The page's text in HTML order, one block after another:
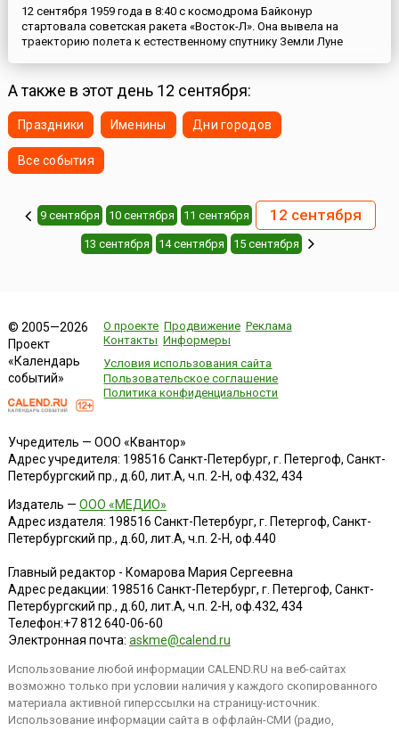
12 сентября 1959 года в 8:40 с космодрома Байконур
стартовала советская ракета «Восток-Л». Она вывела на
траекторию полета к естественному спутнику Земли Луне
поверхности Луны и совершила жесткую посадку на ее
поверхности, то есть на огромной скорости воткнулась в
поверхность спутника Земли. В...
А также в этот день 12 сентября:
Праздники Именины Дни городов
Все события
9 сентября 10 сентября 11 сентября 12 сентября
13 сентября 14 сентября 15 сентября
© 2005—2026
Проект
«Календарь
событий»
О проекте Продвижение Реклама
Контакты Информеры
Условия использования сайта
Пользовательское соглашение
Политика конфиденциальности
Учредитель — ООО «Квантор»
Адрес учредителя: 198516 Санкт-Петербург, г. Петергоф, Санкт-
Петербургский пр., д.60, лит.А, ч.п. 2-Н, оф.432, 434
Издатель — ООО «МЕДИО»
Адрес издателя: 198516 Санкт-Петербург, г. Петергоф, Санкт-
Петербургский пр., д.60, лит.А, ч.п. 2-Н, оф.440
Главный редактор - Комарова Мария Сергеевна
Адрес редакции: 198516 Санкт-Петербург, г. Петергоф, Санкт-
Петербургский пр., д.60, лит.А, ч.п. 2-Н, оф.432, 434
Телефон:+7 812 640-06-60
Электронная почта: askme@calend.ru
Использование любой информации CALEND.RU на веб-сайтах
возможно только при условии наличия у каждого скопированного
материала активной гиперссылки на страницу-источник.
Использование информации сайта в оффлайн-СМИ (радио,